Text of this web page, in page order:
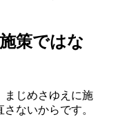
策ではな
まじめさゆえに施
ないからです。